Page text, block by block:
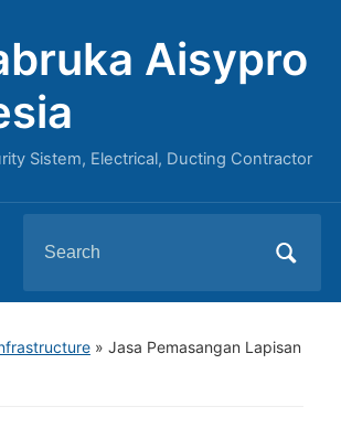
Aisypro
Sistem, Electrical, Ducting Contractor
for:
» Jasa Pemasangan Lapisan